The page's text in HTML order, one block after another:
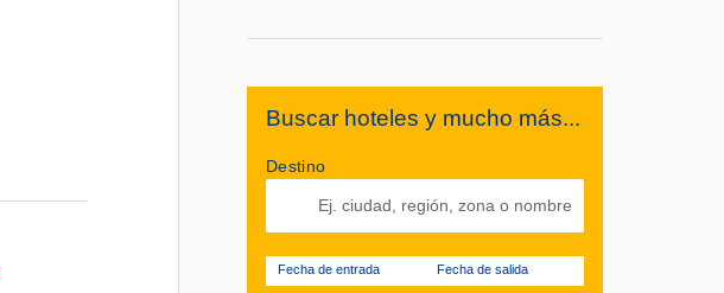
Buscar hoteles y mucho más...
Destino
Fecha de entrada Fecha de salida